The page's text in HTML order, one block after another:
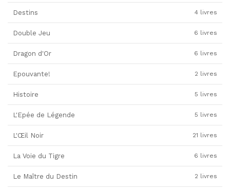
Destins 4 livres
Double Jeu 6 livres
Dragon d'Or 6 livres
Epouvante! 2 livres
Histoire 5 livres
L'Epée de Légende 5 livres
L'Œil Noir 21 livres
La Voie du Tigre 6 livres
Le Maître du Destin 2 livres